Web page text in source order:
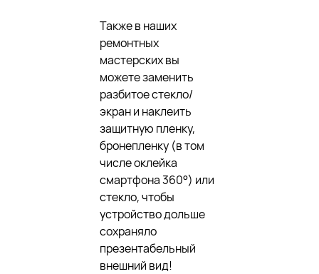
Также в наших
ремонтных
мастерских вы
можете заменить
разбитое стекло/
экран и наклеить
защитную пленку,
бронепленку (в том
числе оклейка
смартфона 360°) или
стекло, чтобы
устройство дольше
сохраняло
презентабельный
внешний вид!